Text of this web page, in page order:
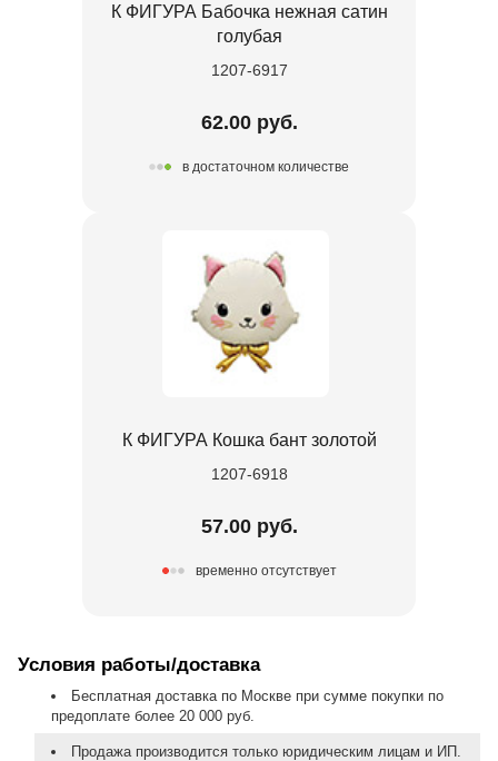
К ФИГУРА Бабочка нежная сатин
голубая
1207-6917
62.00 руб.
в достаточном количестве
К ФИГУРА Кошка бант золотой
1207-6918
57.00 руб.
временно отсутствует
Условия работы/доставка
Бесплатная доставка по Москве при сумме покупки по
предоплате более 20 000 руб.
Продажа производится только юридическим лицам и ИП.